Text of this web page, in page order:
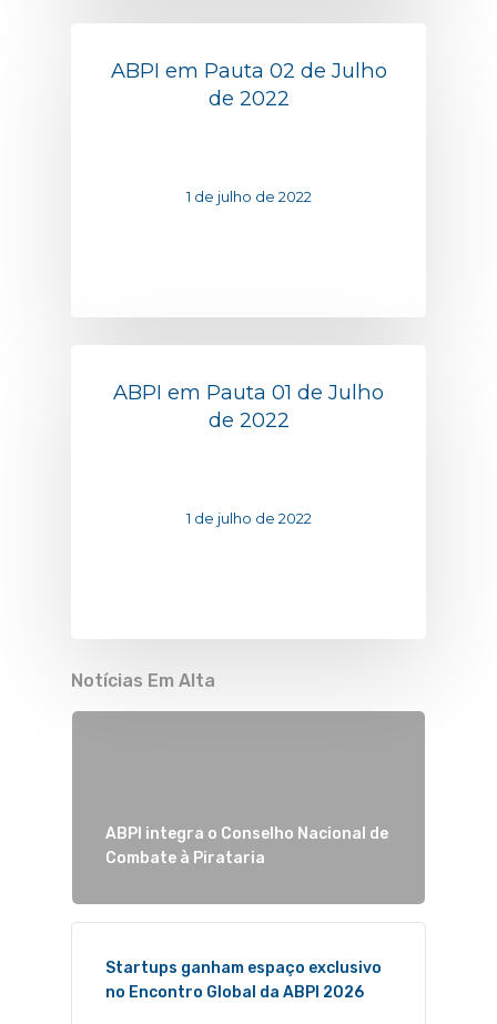
ABPI em Pauta 02 de Julho
de 2022
1 de julho de 2022
ABPI em Pauta 01 de Julho
de 2022
1 de julho de 2022
Notícias Em Alta
ABPI integra o Conselho Nacional de
Combate à Pirataria
Startups ganham espaço exclusivo
no Encontro Global da ABPI 2026